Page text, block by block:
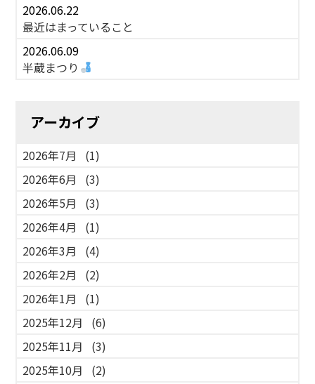
2026.06.22
最近はまっていること
2026.06.09
半蔵まつり
アーカイブ
2026年7月
(1)
2026年6月
(3)
2026年5月
(3)
2026年4月
(1)
2026年3月
(4)
2026年2月
(2)
2026年1月
(1)
2025年12月
(6)
2025年11月
(3)
2025年10月
(2)